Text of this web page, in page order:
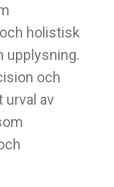
holistisk
upplysning.
och
urval av